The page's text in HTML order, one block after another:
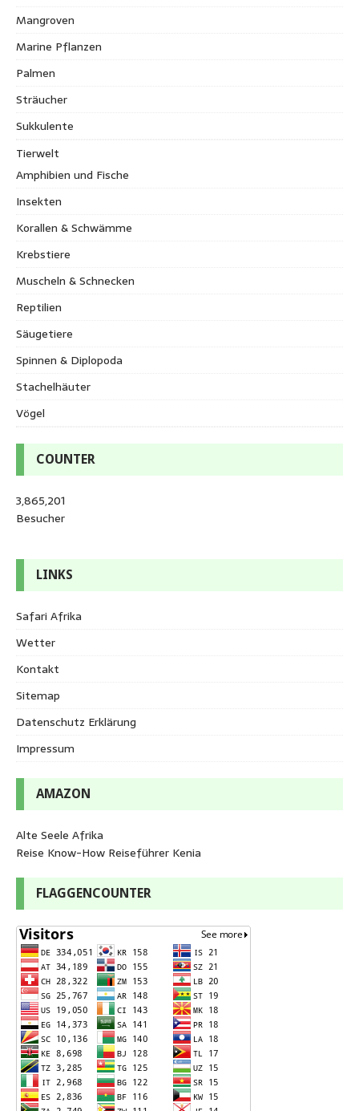
Mangroven
Marine Pflanzen
Palmen
Sträucher
Sukkulente
Tierwelt
Amphibien und Fische
Insekten
Korallen & Schwämme
Krebstiere
Muscheln & Schnecken
Reptilien
Säugetiere
Spinnen & Diplopoda
Stachelhäuter
Vögel
COUNTER
3,865,201
Besucher
LINKS
Safari Afrika
Wetter
Kontakt
Sitemap
Datenschutz Erklärung
Impressum
AMAZON
Alte Seele Afrika
Reise Know-How Reiseführer Kenia
FLAGGENCOUNTER